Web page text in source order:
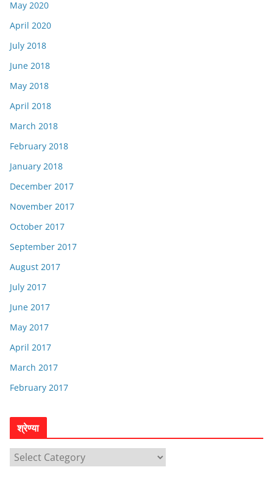
May 2020
April 2020
July 2018
June 2018
May 2018
April 2018
March 2018
February 2018
January 2018
December 2017
November 2017
October 2017
September 2017
August 2017
July 2017
June 2017
May 2017
April 2017
March 2017
February 2017
श्रेण्या
श्रे